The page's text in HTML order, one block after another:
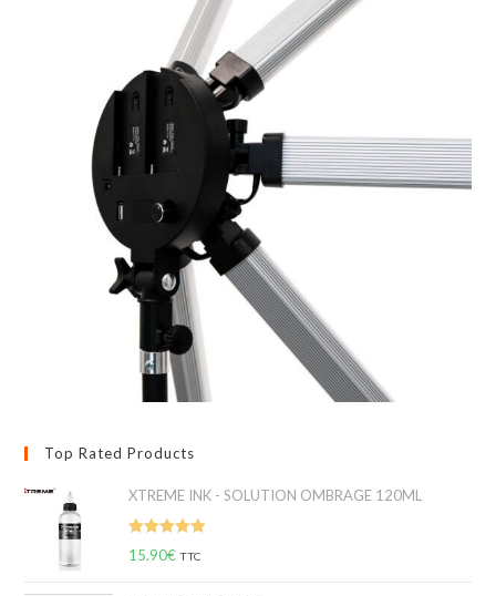
Top Rated Products
XTREME INK - SOLUTION OMBRAGE 120ML
Note5.00
15.90€ TTC